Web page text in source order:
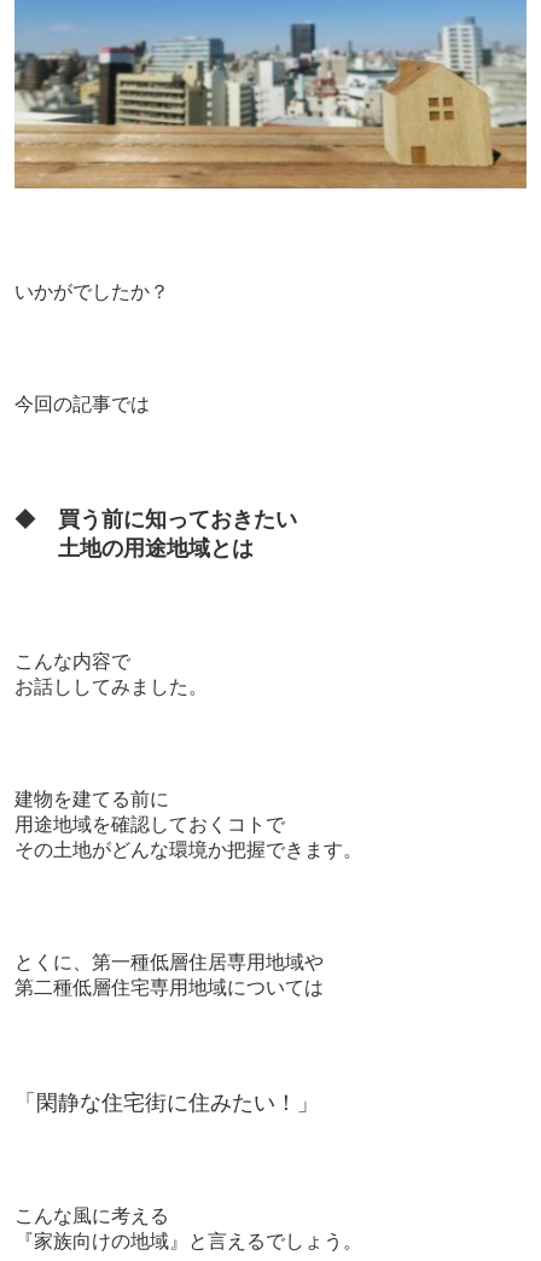
いかがでしたか？
今回の記事では
◆ 買う前に知っておきたい
土地の用途地域とは
こんな内容で
お話ししてみました。
建物を建てる前に
用途地域を確認しておくコトで
その土地がどんな環境か把握できます。
とくに、 第一種低層住居専用地域や
第二種低層住宅専用地域については
「閑静な住宅街に住みたい！」
こんな風に考える
『家族向けの地域』と言えるでしょう。